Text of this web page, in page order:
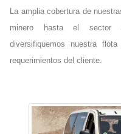
La amplia cobertura de
minero hasta el sector
diversifiquemos nuestra
requerimientos del cliente.